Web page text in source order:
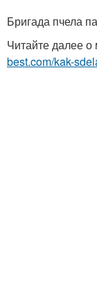
Бригада пчела
Читайте далее
best.com/kak-